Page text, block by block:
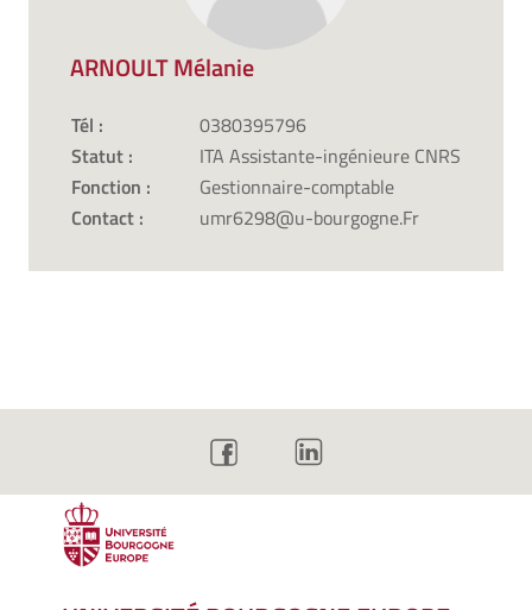
ARNOULT Mélanie
Tél :
0380395796
Statut :
ITA Assistante-ingénieure CNRS
Fonction :
Gestionnaire-comptable
Contact :
umr6298@u-bourgogne.Fr